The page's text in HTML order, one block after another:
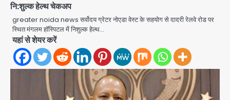
नि:शुल्क हेल्थ चेकअप
greater noida news सर्वोदय ग्रेटर नोएडा वेस्ट के सहयोग से दादरी रेलवे रोड पर
स्थित मंगलम हॉस्पिटल में निशुल्क हेल्थ…
यहां से शेयर करें
3
Team JHJ
जिला पुलिस का बड़ा एक्शन
Team JHJ